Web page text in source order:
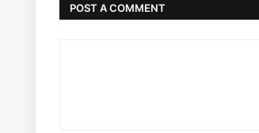
POST A COMMENT